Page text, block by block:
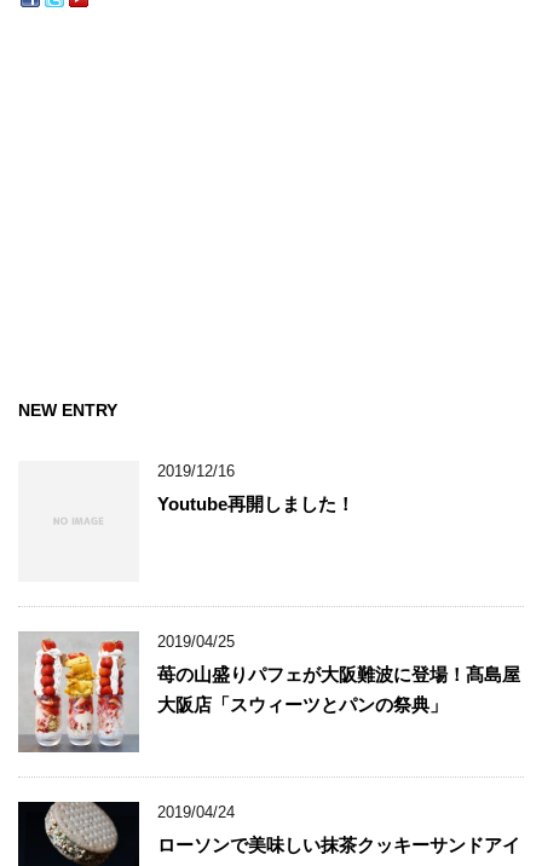
NEW ENTRY
2019/12/16
Youtube再開しました！
2019/04/25
苺の山盛りパフェが大阪難波に登場！髙島屋
大阪店「スウィーツとパンの祭典」
2019/04/24
ローソンで美味しい抹茶クッキーサンドアイ